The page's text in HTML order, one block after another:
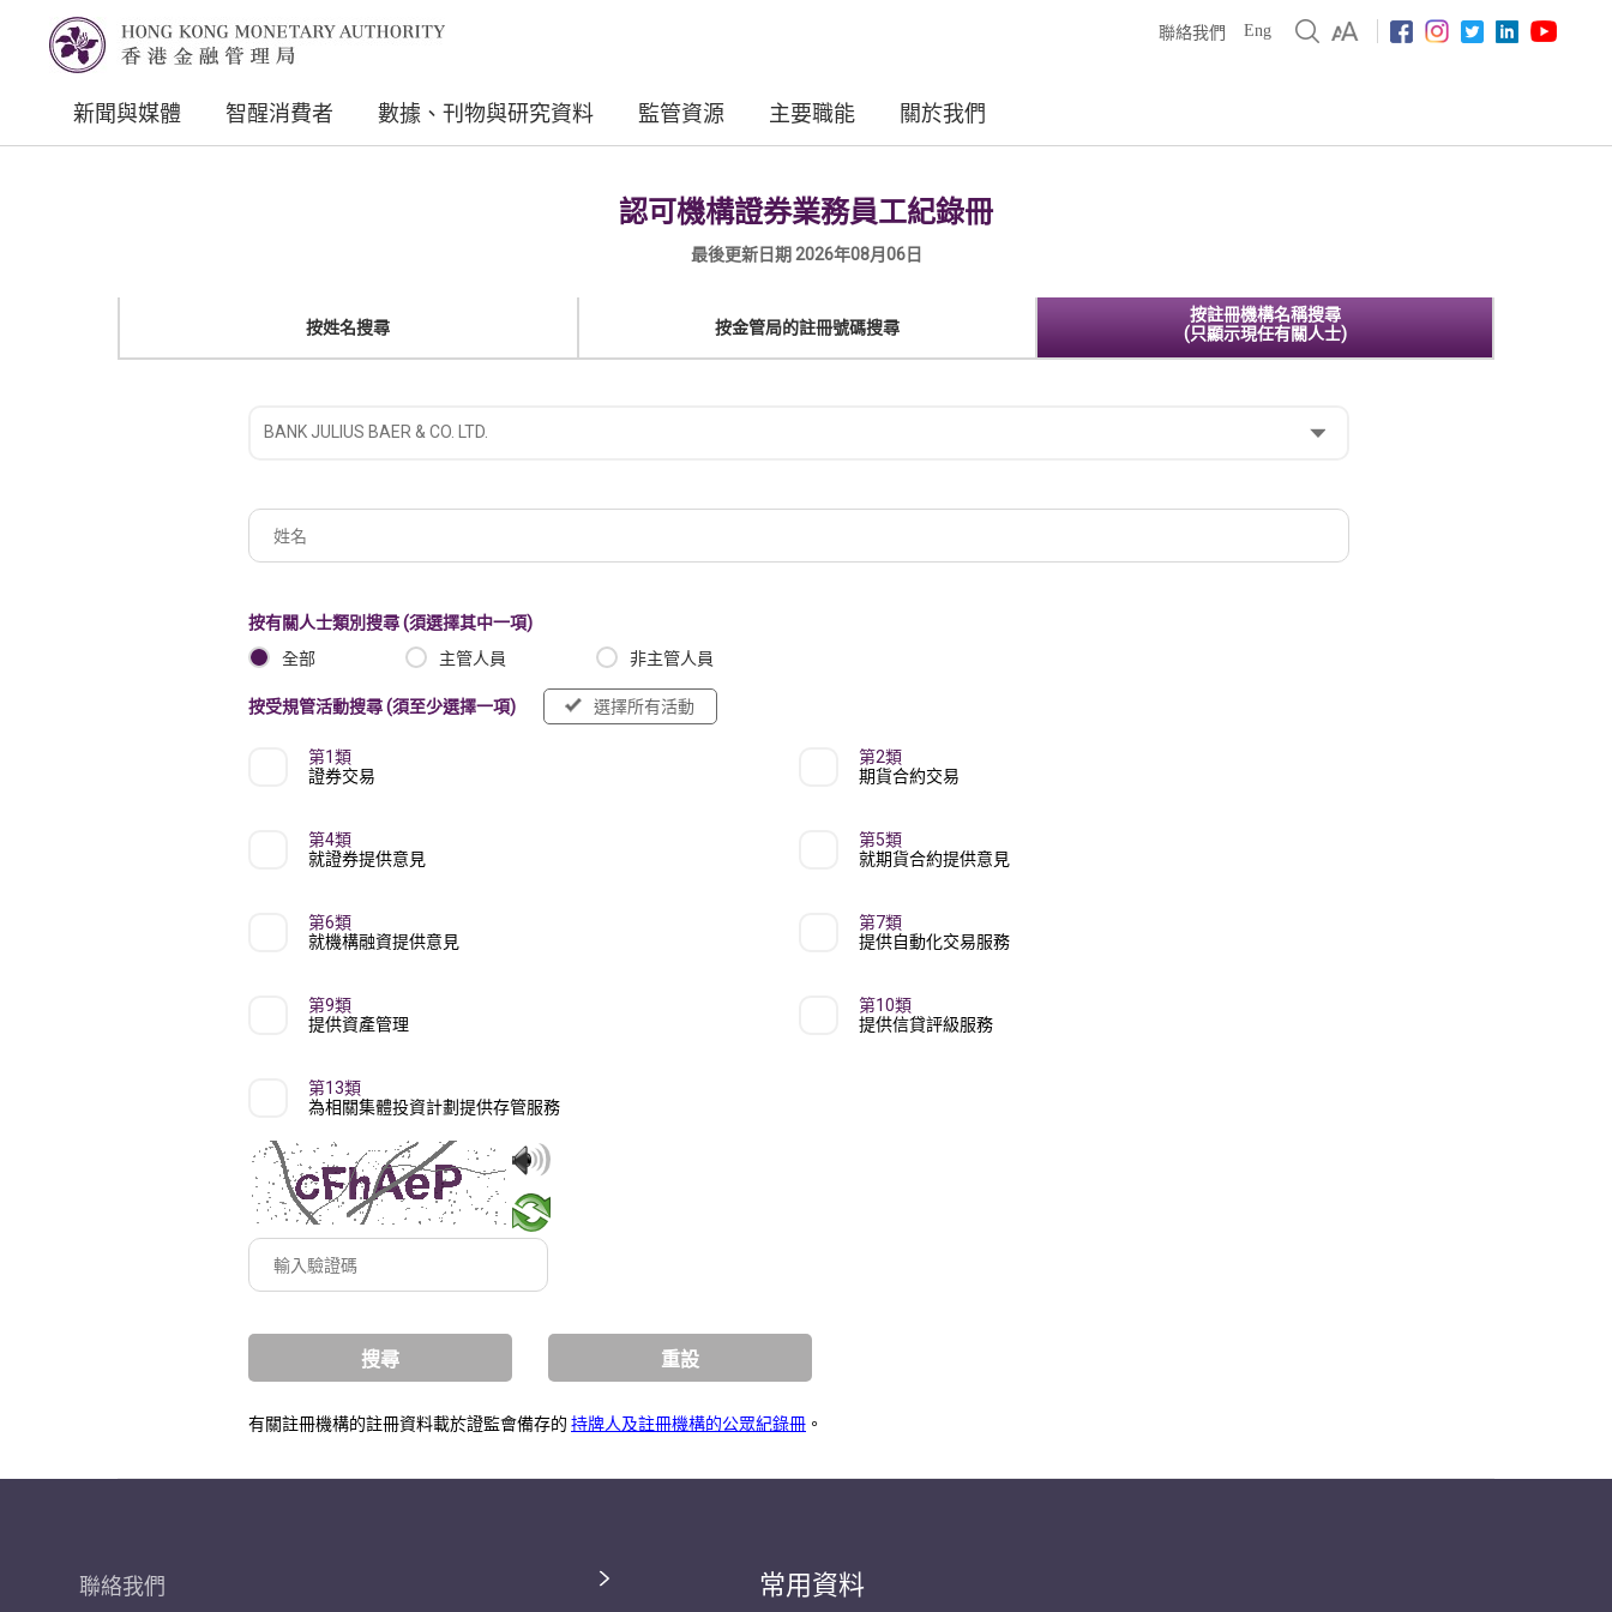
聯絡我們 Eng
新聞與媒體 智醒消費者 數據、刊物與研究資料 監管資源 主要職能 關於我們
認可機構證券業務員工紀錄冊
最後更新日期 2026年08月06日
按姓名搜尋 按金管局的註冊號碼搜尋
按註冊機構名稱搜尋
(只顯示現任有關人士)
冊
稱
姓
名
按有關人士類別搜尋 (須選擇其中一項)
全部
主管人員 非主管人員
按受規管活動搜尋 (須至少選擇一項) 選擇所有活動
第1類
證券交易
第2類
期貨合約交易
第4類
就證券提供意見
第5類
就期貨合約提供意見
第6類
就機構融資提供意見
第7類
提供自動化交易服務
第9類
提供資產管理
第10類
提供信貸評級服務
第13類
為相關集體投資計劃提供存管服務
輸
入
有關註冊機構的註冊資料載於證監會備存的 持牌人及註冊機構的公眾紀錄冊 。
聯絡我們 常用資料